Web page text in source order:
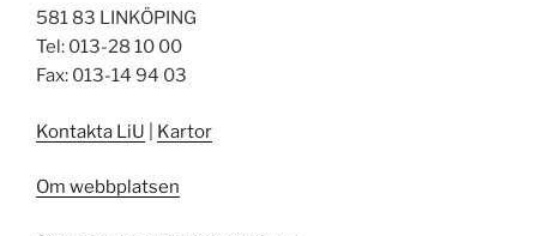
581 83 LINKÖPING
Tel: 013-28 10 00
Fax: 013-14 94 03
Kontakta LiU Kartor
Om webbplatsen